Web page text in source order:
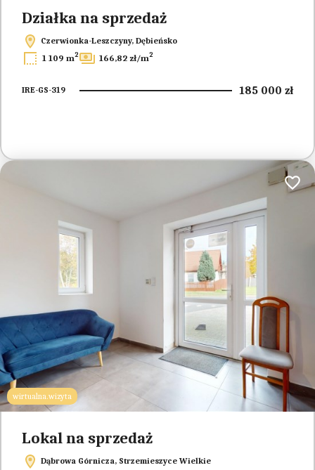
Działka na sprzedaż
Czerwionka-Leszczyny, Dębieńsko
1 109 m2 166,82 zł/m2
IRE-GS-319 185 000 zł
wirtualna.wizyta
Dodaj
Lokal na sprzedaż
Dąbrowa Górnicza, Strzemieszyce Wielkie